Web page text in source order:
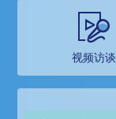
视频访谈